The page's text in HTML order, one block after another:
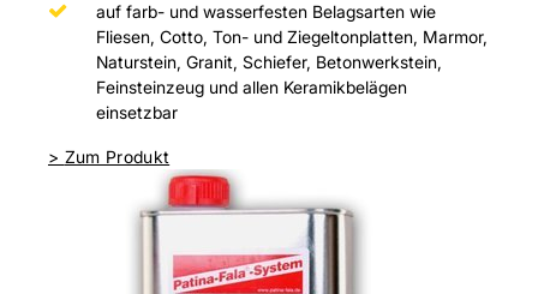
auf farb- und wasserfesten Belagsarten wie
Fliesen, Cotto, Ton- und Ziegeltonplatten, Marmor,
Naturstein, Granit, Schiefer, Betonwerkstein,
Feinsteinzeug und allen Keramikbelägen
einsetzbar
> Zum Produkt